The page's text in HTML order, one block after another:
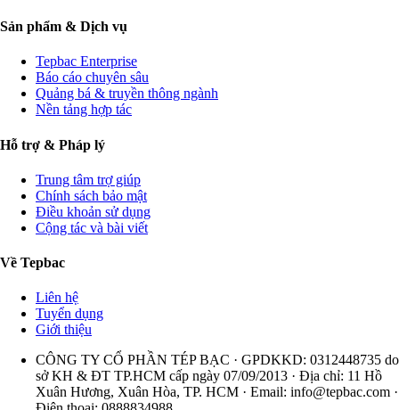
Sản phẩm & Dịch vụ
Tepbac Enterprise
Báo cáo chuyên sâu
Quảng bá & truyền thông ngành
Nền tảng hợp tác
Hỗ trợ & Pháp lý
Trung tâm trợ giúp
Chính sách bảo mật
Điều khoản sử dụng
Cộng tác và bài viết
Về Tepbac
Liên hệ
Tuyển dụng
Giới thiệu
CÔNG TY CỔ PHẦN TÉP BẠC · GPDKKD: 0312448735 do
sở KH & ĐT TP.HCM cấp ngày 07/09/2013 · Địa chỉ: 11 Hồ
Xuân Hương, Xuân Hòa, TP. HCM · Email: info@tepbac.com ·